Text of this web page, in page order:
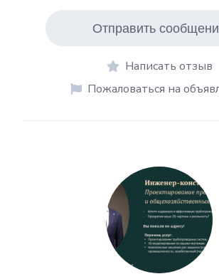
Отправить
Написать отзыв
Пожаловаться на